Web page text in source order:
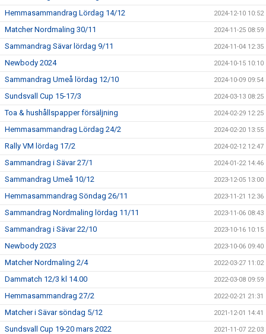
Hemmasammandrag Lördag 14/12 2024-12-10 10:52
Matcher Nordmaling 30/11 2024-11-25 08:59
Sammandrag Sävar lördag 9/11 2024-11-04 12:35
Newbody 2024 2024-10-15 10:10
Sammandrag Umeå lördag 12/10 2024-10-09 09:54
Sundsvall Cup 15-17/3 2024-03-13 08:25
Toa & hushållspapper försäljning 2024-02-29 12:25
Hemmasammandrag Lördag 24/2 2024-02-20 13:55
Rally VM lördag 17/2 2024-02-12 12:47
Sammandrag i Sävar 27/1 2024-01-22 14:46
Sammandrag Umeå 10/12 2023-12-05 13:00
Hemmasammandrag Söndag 26/11 2023-11-21 12:36
Sammandrag Nordmaling lördag 11/11 2023-11-06 08:43
Sammandrag i Sävar 22/10 2023-10-16 10:15
Newbody 2023 2023-10-06 09:40
Matcher Nordmaling 2/4 2022-03-27 11:02
Dammatch 12/3 kl 14.00 2022-03-08 09:59
Hemmasammandrag 27/2 2022-02-21 21:31
Matcher i Sävar söndag 5/12 2021-12-01 14:41
Sundsvall Cup 19-20 mars 2022 2021-11-07 22:03